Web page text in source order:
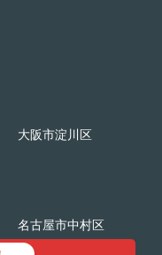
大阪市淀川区
名古屋市中村区